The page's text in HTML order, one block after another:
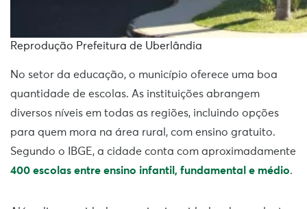
Reprodução Prefeitura de Uberlândia
No setor da educação, o município oferece uma boa
quantidade de escolas. As instituições abrangem
diversos níveis em todas as regiões, incluindo opções
para quem mora na área rural, com ensino gratuito.
Segundo o IBGE, a cidade conta com aproximadamente
400 escolas entre ensino infantil, fundamental e médio.